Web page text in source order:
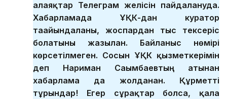
алаяқтар Телеграм желісін пайдалануда.
Хабарламада ҰҚК-дан куратор
тағайындалғаны, жоспардан тыс тексеріс
болатыны жазылған. Байланыс нөмірі
көрсетілмеген. Сосын ҰҚК қызметкерімін
деп Нариман Сағымбаевтың атынан
хабарлама да жолданған. Құрметті
тұрғындар! Егер сұрақтар болса, қала